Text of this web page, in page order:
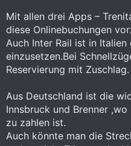
Mit allen drei Apps –
diese Onlinebuchungen
Auch Inter Rail ist in
einzusetzen.Bei
Reservierung mit Zuschlag.
Aus Deutschland ist die
Innsbruck und Brenner
zu zahlen ist.
Auch könnte man die